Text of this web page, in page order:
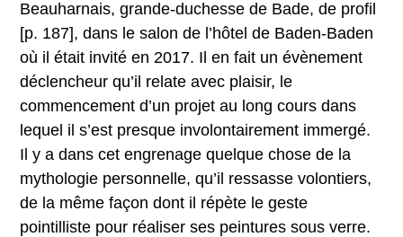
Beauharnais, grande-duchesse de Bade, de profil
[p. 187], dans le salon de l’hôtel de Baden-Baden
où il était invité en 2017. Il en fait un évènement
déclencheur qu’il relate avec plaisir, le
commencement d’un projet au long cours dans
lequel il s’est presque involontairement immergé.
Il y a dans cet engrenage quelque chose de la
mythologie personnelle, qu’il ressasse volontiers,
de la même façon dont il répète le geste
pointilliste pour réaliser ses peintures sous verre.